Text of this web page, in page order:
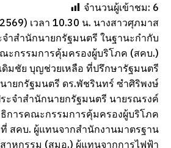
จำนวนผู้เข้าชม: 6
เวลา 10.30 น. นางสาวศุภมาส
ำสำนักนายกรัฐมนตรี ในฐานะกำกับ
ะกรรมการคุ้มครองผู้บริโภค (สคบ.)
ดิมชัย บุญช่วยเหลือ ที่ปรึกษารัฐมนตรี
ายกรัฐมนตรี ดร.พัชรินทร์ ซำศิริพงษ์
ะจำสำนักนายกรัฐมนตรี นายรณรงค์
การคณะกรรมการคุ้มครองผู้บริโภค
สคบ. ผู้แทนจากสำนักงานมาตรฐาน
หกรรม (สมอ.) ผู้แทนจากการไฟฟ้า